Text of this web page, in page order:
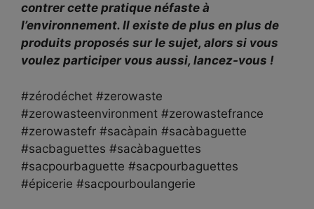
contrer cette pratique néfaste à
l’environnement. Il existe de plus en plus de
produits proposés sur le sujet, alors si vous
voulez participer vous aussi, lancez-vous !
#zérodéchet #zerowaste
#zerowasteenvironment #zerowastefrance
#zerowastefr #sacàpain #sacàbaguette
#sacbaguettes #sacàbaguettes
#sacpourbaguette #sacpourbaguettes
#épicerie #sacpourboulangerie